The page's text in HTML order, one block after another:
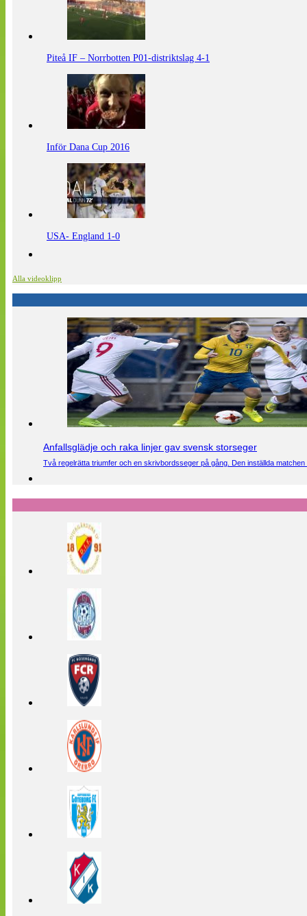
Piteå IF – Norrbotten P01-distriktslag 4-1
Inför Dana Cup 2016
USA- England 1-0
Alla videoklipp
Anfallsglädje och raka linjer gav svensk storseger
Två regelrätta triumfer och en skrivbordsseger på gång. Den inställda